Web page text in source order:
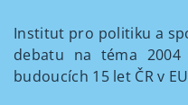
Institut pro politiku a
debatu na téma
budoucích 15 let ČR v